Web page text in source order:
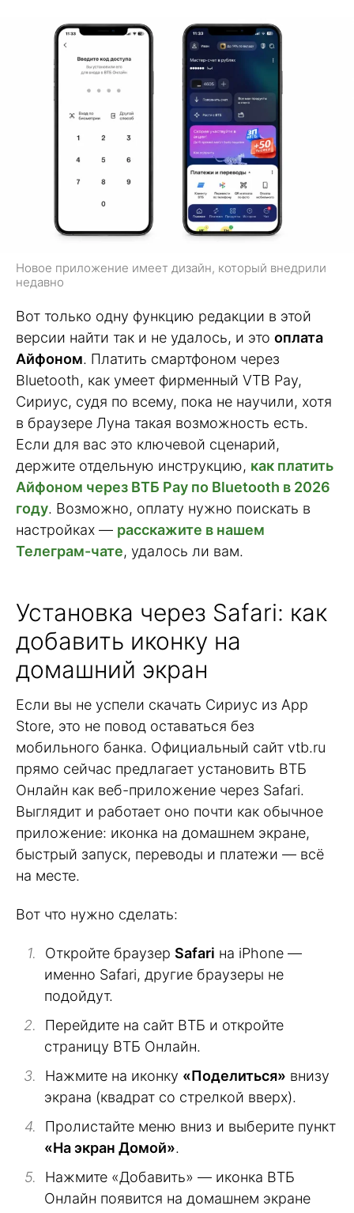
Новое приложение имеет дизайн, который внедрили
недавно
Вот только одну функцию редакции в этой
версии найти так и не удалось, и это оплата
Айфоном. Платить смартфоном через
Bluetooth, как умеет фирменный VTB Pay,
Сириус, судя по всему, пока не научили, хотя
в браузере Луна такая возможность есть.
Если для вас это ключевой сценарий,
держите отдельную инструкцию, как платить
Айфоном через ВТБ Pay по Bluetooth в 2026
году. Возможно, оплату нужно поискать в
настройках — расскажите в нашем
Телеграм-чате, удалось ли вам.
Установка через Safari: как
добавить иконку на
домашний экран
Если вы не успели скачать Сириус из App
Store, это не повод оставаться без
мобильного банка. Официальный сайт vtb.ru
прямо сейчас предлагает установить ВТБ
Онлайн как веб-приложение через Safari.
Выглядит и работает оно почти как обычное
приложение: иконка на домашнем экране,
быстрый запуск, переводы и платежи — всё
на месте.
Вот что нужно сделать:
Откройте браузер Safari на iPhone —
именно Safari, другие браузеры не
подойдут.
Перейдите на сайт ВТБ и откройте
страницу ВТБ Онлайн.
Нажмите на иконку «Поделиться» внизу
экрана (квадрат со стрелкой вверх).
Пролистайте меню вниз и выберите пункт
«На экран Домой».
Нажмите «Добавить» — иконка ВТБ
Онлайн появится на домашнем экране